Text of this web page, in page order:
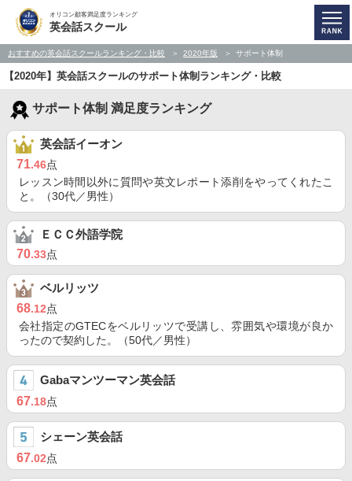
オリコン顧客満足度ランキング
英会話スクール
おすすめの英会話スクールランキング・比較 2020年版 サポート体制
【2020年】英会話スクールのサポート体制ランキング・比較
サポート体制 満足度ランキング
英会話イーオン
71.46点
レッスン時間以外に質問や英文レポート添削をやってくれたこ
と。（30代／男性）
ＥＣＣ外語学院
70.33点
ベルリッツ
68.12点
会社指定のGTECをベルリッツで受講し、雰囲気や環境が良か
ったので契約した。（50代／男性）
Gabaマンツーマン英会話
67.18点
シェーン英会話
67.02点